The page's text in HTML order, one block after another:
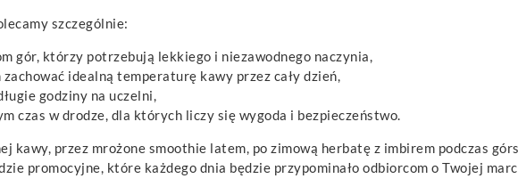
szczególnie:
gór, którzy potrzebują lekkiego i niezawodnego naczynia,
idealną temperaturę kawy przez cały dzień,
godziny na uczelni,
czas w drodze, dla których liczy się wygoda i bezpieczeństwo.
kawy, przez mrożone smoothie latem, po zimową herbatę z imbirem podczas
promocyjne, które każdego dnia będzie przypominało odbiorcom o Twojej